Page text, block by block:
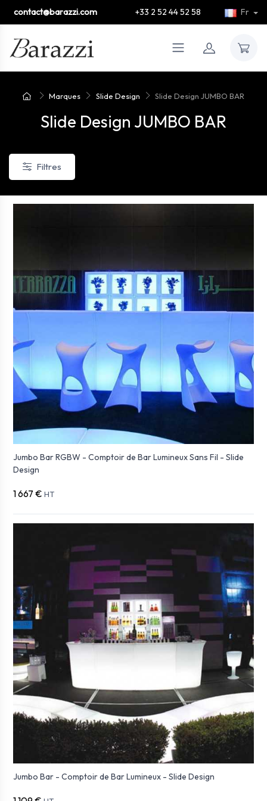
contact@barazzi.com +33 2 52 44 52 58 Fr
Marques Slide Design Slide Design JUMBO BAR
Slide Design JUMBO BAR
Filtres
Jumbo Bar RGBW - Comptoir de Bar Lumineux Sans Fil - Slide
Design
1 667 € HT
Jumbo Bar - Comptoir de Bar Lumineux - Slide Design